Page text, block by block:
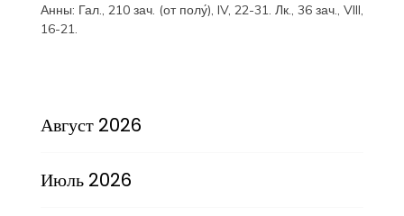
Анны: Гал., 210 зач. (от полу́), IV, 22-31. Лк., 36 зач., VIII,
16-21.
Август 2026
Июль 2026